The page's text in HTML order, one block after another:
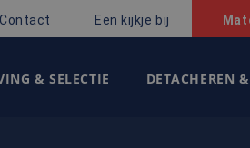
Contact Een kijkje bij
& SELECTIE DETACHEREN